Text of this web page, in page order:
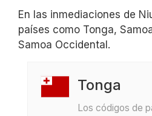
En las inmediaciones de
países como Tonga,
Samoa Occidental.
Tonga
Los códigos de